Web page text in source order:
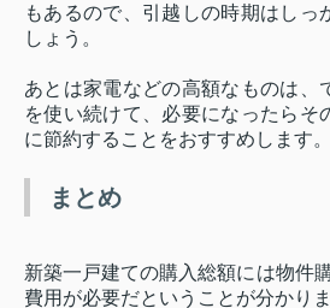
もあるので、引越しの時期はしっ
しょう。
あとは家電などの高額なものは、
を使い続けて、必要になったらそ
に節約することをおすすめします。
まとめ
新築一戸建ての購入総額には物件
費用が必要だということが分かり